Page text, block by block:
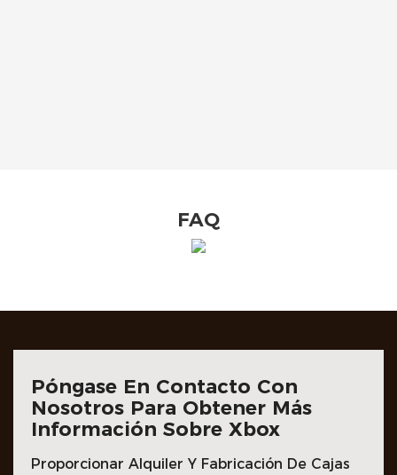
FAQ
Póngase En Contacto Con
Nosotros Para Obtener Más
Información Sobre Xbox
Proporcionar Alquiler Y Fabricación De Cajas